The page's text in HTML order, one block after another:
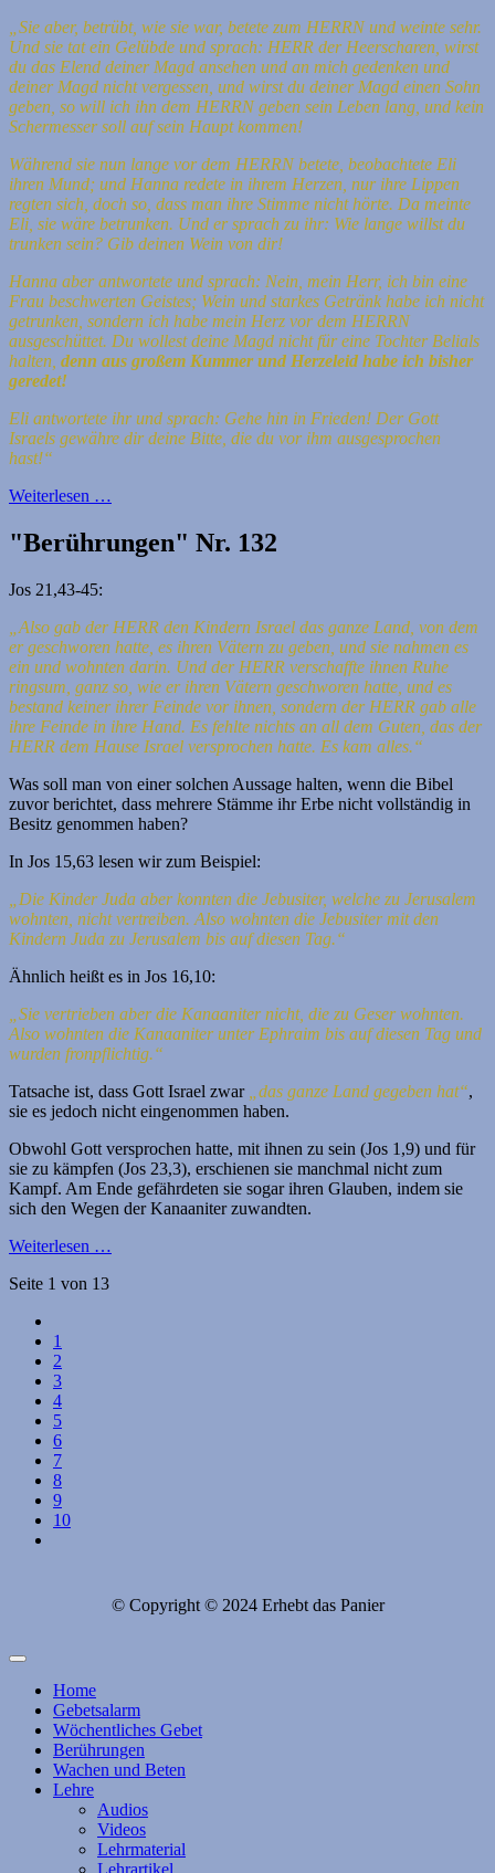
„Sie aber, betrübt, wie sie war, betete zum HERRN und weinte sehr.
Und sie tat ein Gelübde und sprach: HERR der Heerscharen, wirst
du das Elend deiner Magd ansehen und an mich gedenken und
deiner Magd nicht vergessen, und wirst du deiner Magd einen Sohn
geben, so will ich ihn dem HERRN geben sein Leben lang, und kein
Schermesser soll auf sein Haupt kommen!
Während sie nun lange vor dem HERRN betete, beobachtete Eli
ihren Mund; und Hanna redete in ihrem Herzen, nur ihre Lippen
regten sich, doch so, dass man ihre Stimme nicht hörte. Da meinte
Eli, sie wäre betrunken. Und er sprach zu ihr: Wie lange willst du
trunken sein? Gib deinen Wein von dir!
Hanna aber antwortete und sprach: Nein, mein Herr, ich bin eine
Frau beschwerten Geistes; Wein und starkes Getränk habe ich nicht
getrunken, sondern ich habe mein Herz vor dem HERRN
ausgeschüttet. Du wollest deine Magd nicht für eine Tochter Belials
halten, denn aus großem Kummer und Herzeleid habe ich bisher
geredet!
Eli antwortete ihr und sprach: Gehe hin in Frieden! Der Gott
Israels gewähre dir deine Bitte, die du vor ihm ausgesprochen
hast!“
Weiterlesen …
"Berührungen" Nr. 132
Jos 21,43-45:
„Also gab der HERR den Kindern Israel das ganze Land, von dem
er geschworen hatte, es ihren Vätern zu geben, und sie nahmen es
ein und wohnten darin. Und der HERR verschaffte ihnen Ruhe
ringsum, ganz so, wie er ihren Vätern geschworen hatte, und es
bestand keiner ihrer Feinde vor ihnen, sondern der HERR gab alle
ihre Feinde in ihre Hand. Es fehlte nichts an all dem Guten, das der
HERR dem Hause Israel versprochen hatte. Es kam alles.“
Was soll man von einer solchen Aussage halten, wenn die Bibel
zuvor berichtet, dass mehrere Stämme ihr Erbe nicht vollständig in
Besitz genommen haben?
In Jos 15,63 lesen wir zum Beispiel:
„Die Kinder Juda aber konnten die Jebusiter, welche zu Jerusalem
wohnten, nicht vertreiben. Also wohnten die Jebusiter mit den
Kindern Juda zu Jerusalem bis auf diesen Tag.“
Ähnlich heißt es in Jos 16,10:
„Sie vertrieben aber die Kanaaniter nicht, die zu Geser wohnten.
Also wohnten die Kanaaniter unter Ephraim bis auf diesen Tag und
wurden fronpflichtig.“
Tatsache ist, dass Gott Israel zwar
„das ganze Land gegeben hat“,
sie es jedoch nicht eingenommen haben.
Obwohl Gott versprochen hatte, mit ihnen zu sein (Jos 1,9) und für
sie zu kämpfen (Jos 23,3), erschienen sie manchmal nicht zum
Kampf. Am Ende gefährdeten sie sogar ihren Glauben, indem sie
sich den Wegen der Kanaaniter zuwandten.
Weiterlesen …
Seite 1 von 13
1
2
3
4
5
6
7
8
9
10
© Copyright © 2024 Erhebt das Panier
Home
Gebetsalarm
Wöchentliches Gebet
Berührungen
Wachen und Beten
Lehre
Audios
Videos
Lehrmaterial
Lehrartikel